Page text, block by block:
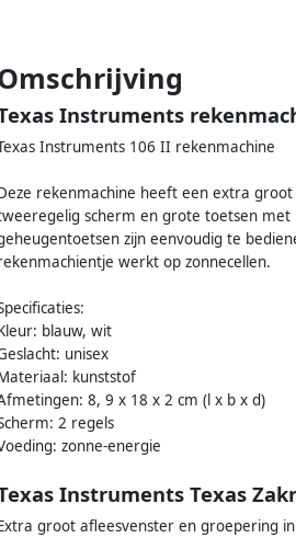
Instruments
Instruments 106 II rekenmachine
rekenmachine heeft een extra
scherm en grote toetsen
zijn eenvoudig te
werkt op zonnecellen.
blauw, wit
unisex
kunststof
8, 9 x 18 x 2 cm (l x b x d)
2 regels
zonne-energie
Instruments Texas
groot afleesvenster en groepering